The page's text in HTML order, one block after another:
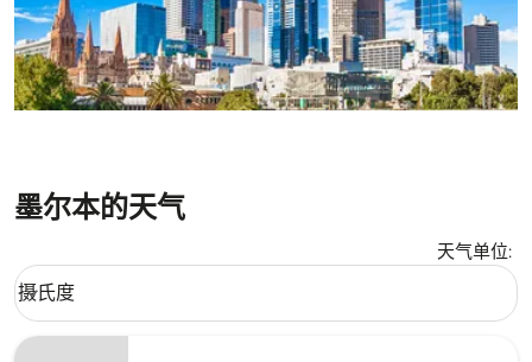
墨尔本的天气
天气单位:
Weather unit option 摄氏度 Selected
摄氏度
keyboard_arrow_down